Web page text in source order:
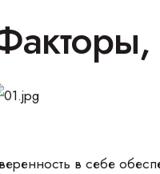
в себе